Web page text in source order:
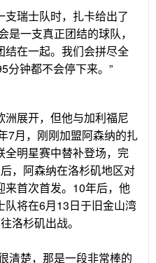
瑞士队时，扎卡给出了
是一支真正团结的球队，
结在一起。我们会拼尽全
分钟都不会停下来。”
洲展开，但他与加利福尼
7月，刚刚加盟阿森纳的扎
全明星赛中替补登场，完
，阿森纳在洛杉矶地区对
来首次首发。10年后，他
将在6月13日于旧金山湾
洛杉矶出战。
清楚，那是一段非常棒的